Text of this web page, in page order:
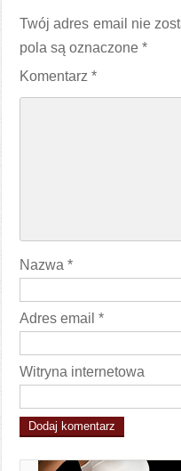
Twój adres email nie
pola są oznaczone*
Komentarz*
Nazwa*
Adres email*
Witryna internetowa